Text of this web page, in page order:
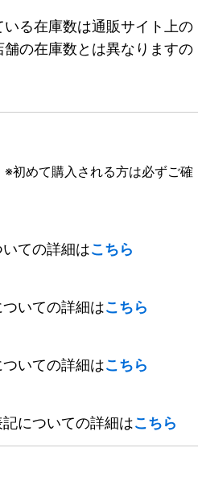
る在庫数は通販サイト上の
の在庫数とは異なりますの
※初めて購入される方は必ずご確
ての詳細はこちら
いての詳細はこちら
いての詳細はこちら
についての詳細はこちら